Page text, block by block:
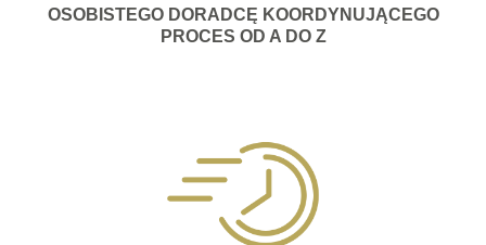
OSOBISTEGO DORADCĘ KOORDYNUJĄCEGO
PROCES OD A DO Z